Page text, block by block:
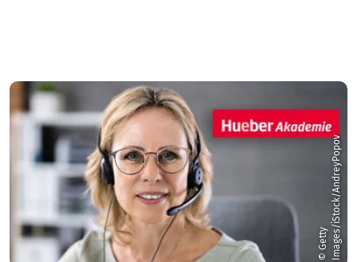
©
G
e
t
t
y
I
m
a
g
e
s
/
i
S
t
o
c
k
/
A
n
d
r
e
y
P
o
p
ov